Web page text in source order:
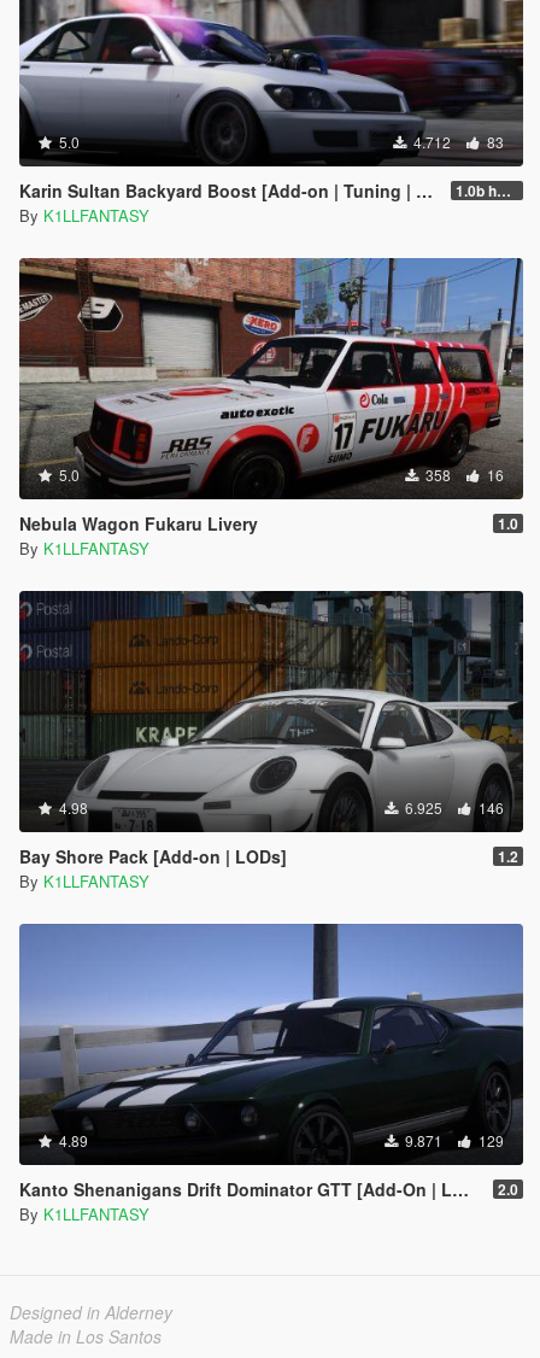
5.0 4.712 83
Karin Sultan Backyard Boost [Add-on | Tuning | LODs] 1.0b hotfix
By K1LLFANTASY
5.0 358 16
Nebula Wagon Fukaru Livery 1.0
By K1LLFANTASY
4.98 6.925 146
Bay Shore Pack [Add-on | LODs] 1.2
By K1LLFANTASY
4.89 9.871 129
Kanto Shenanigans Drift Dominator GTT [Add-On | LODs | Handling] 2.0
By K1LLFANTASY
Designed in Alderney
Made in Los Santos